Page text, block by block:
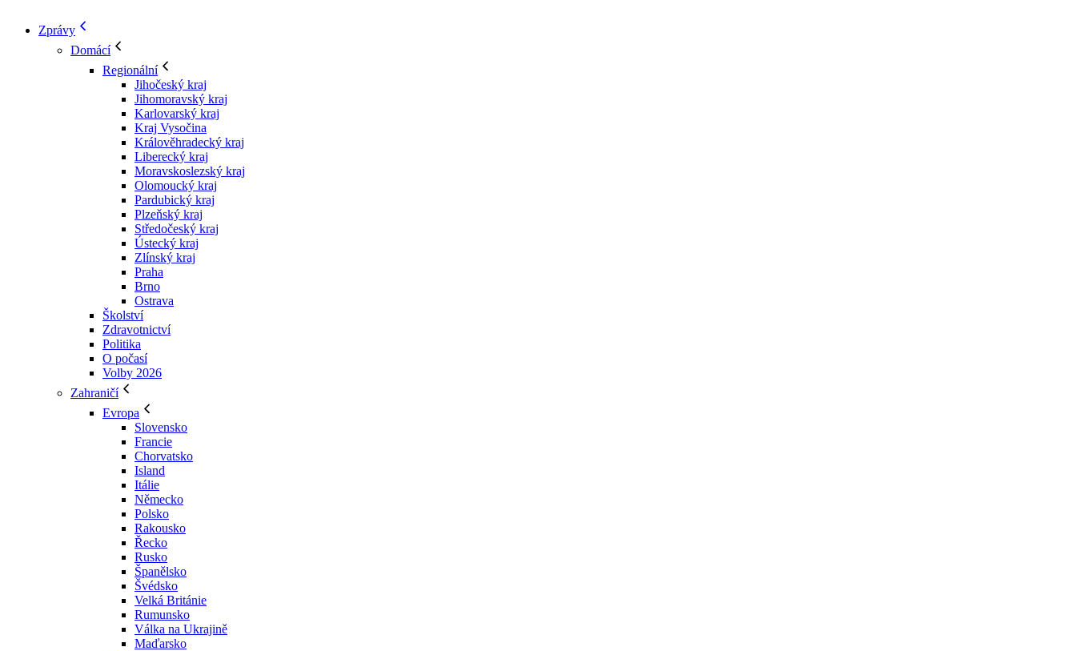
Zprávy
Domácí
Regionální
Jihočeský kraj
Jihomoravský kraj
Karlovarský kraj
Kraj Vysočina
Králověhradecký kraj
Liberecký kraj
Moravskoslezský kraj
Olomoucký kraj
Pardubický kraj
Plzeňský kraj
Středočeský kraj
Ústecký kraj
Zlínský kraj
Praha
Brno
Ostrava
Školství
Zdravotnictví
Politika
O počasí
Volby 2026
Zahraničí
Evropa
Slovensko
Francie
Chorvatsko
Island
Itálie
Německo
Polsko
Rakousko
Řecko
Rusko
Španělsko
Švédsko
Velká Británie
Rumunsko
Válka na Ukrajině
Maďarsko